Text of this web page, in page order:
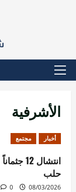
القائمة
الأشرفية
أخبار مجتمع
انتشال
حلب
08/03/2026
0